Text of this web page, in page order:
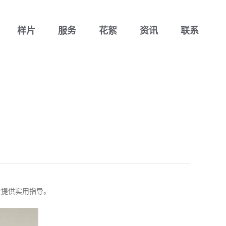
样片 服务 花絮 资讯 联系
供实用指导。